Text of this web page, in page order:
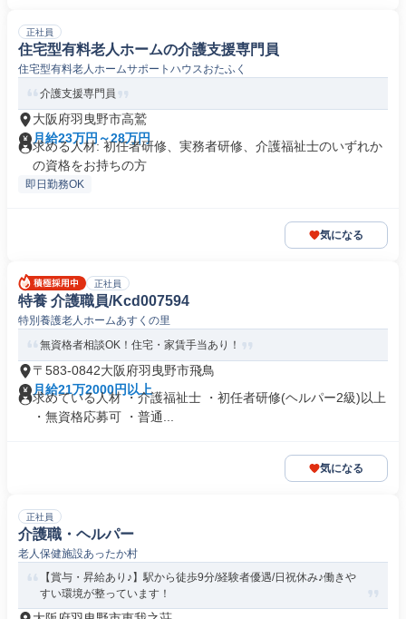
正社員
住宅型有料老人ホームの介護支援専門員
住宅型有料老人ホームサポートハウスおたふく
介護支援専門員
大阪府羽曳野市高鷲
月給23万円～28万円
求める人材: 初任者研修、実務者研修、介護福祉士のいずれか
の資格をお持ちの方
即日勤務OK
気になる
正社員
特養 介護職員/Kcd007594
特別養護老人ホームあすくの里
無資格者相談OK！住宅・家賃手当あり！
〒583-0842大阪府羽曳野市飛鳥
月給21万2000円以上
求めている人材 ・介護福祉士 ・初任者研修(ヘルパー2級)以上
・無資格応募可 ・普通...
気になる
正社員
介護職・ヘルパー
老人保健施設あったか村
【賞与・昇給あり♪】駅から徒歩9分/経験者優遇/日祝休み♪働きや
すい環境が整っています！